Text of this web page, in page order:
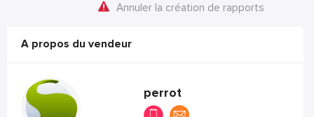
Annuler la création de rapports
A propos du vendeur
perrot